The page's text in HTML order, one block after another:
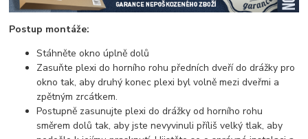
Postup montáže:
Stáhněte okno úplně dolů
Zasuňte plexi do horního rohu předních dveří do drážky pro
okno tak, aby druhý konec plexi byl volně mezi dveřmi a
zpětným zrcátkem.
Postupně zasunujte plexi do drážky od horního rohu
směrem dolů tak, aby jste nevyvinuli příliš velký tlak, aby